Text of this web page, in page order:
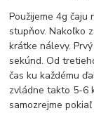
Použijeme 4g
stupňov. Nakoľko
krátke nálevy.
sekúnd. Od
čas ku každému
zvládne takto 5-6
samozrejme